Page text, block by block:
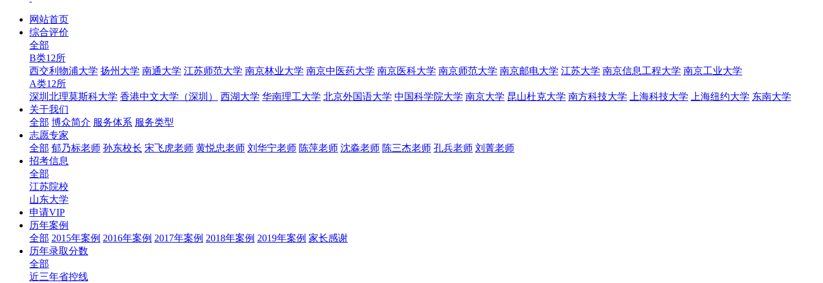
网站首页
综合评价
全部
B类12所
西交利物浦大学 扬州大学 南通大学 江苏师范大学 南京林业大学 南京中医药大学 南京医科大学 南京师范大学 南京邮电大学 江苏大学 南京信息工程大学 南京工业大学
A类12所
深圳北理莫斯科大学 香港中文大学（深圳） 西湖大学 华南理工大学 北京外国语大学 中国科学院大学 南京大学 昆山杜克大学 南方科技大学 上海科技大学 上海纽约大学 东南大学
关于我们
全部 博众简介 服务体系 服务类型
志愿专家
全部 郁乃标老师 孙东校长 宋飞虎老师 黄悦忠老师 刘华宁老师 陈萍老师 沈淼老师 陈三杰老师 孔兵老师 刘菁老师
招考信息
全部
江苏院校
山东大学
申请VIP
历年案例
全部 2015年案例 2016年案例 2017年案例 2018年案例 2019年案例 家长感谢
历年录取分数
全部
近三年省控线